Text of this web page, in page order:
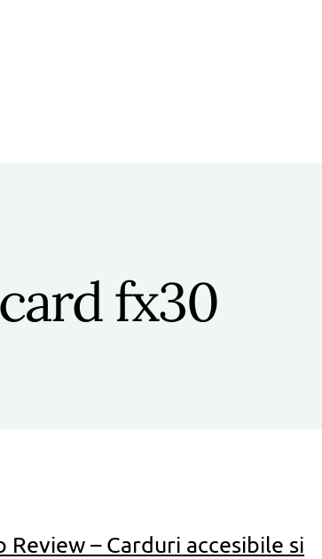
card fx30
Review – Carduri accesibile si